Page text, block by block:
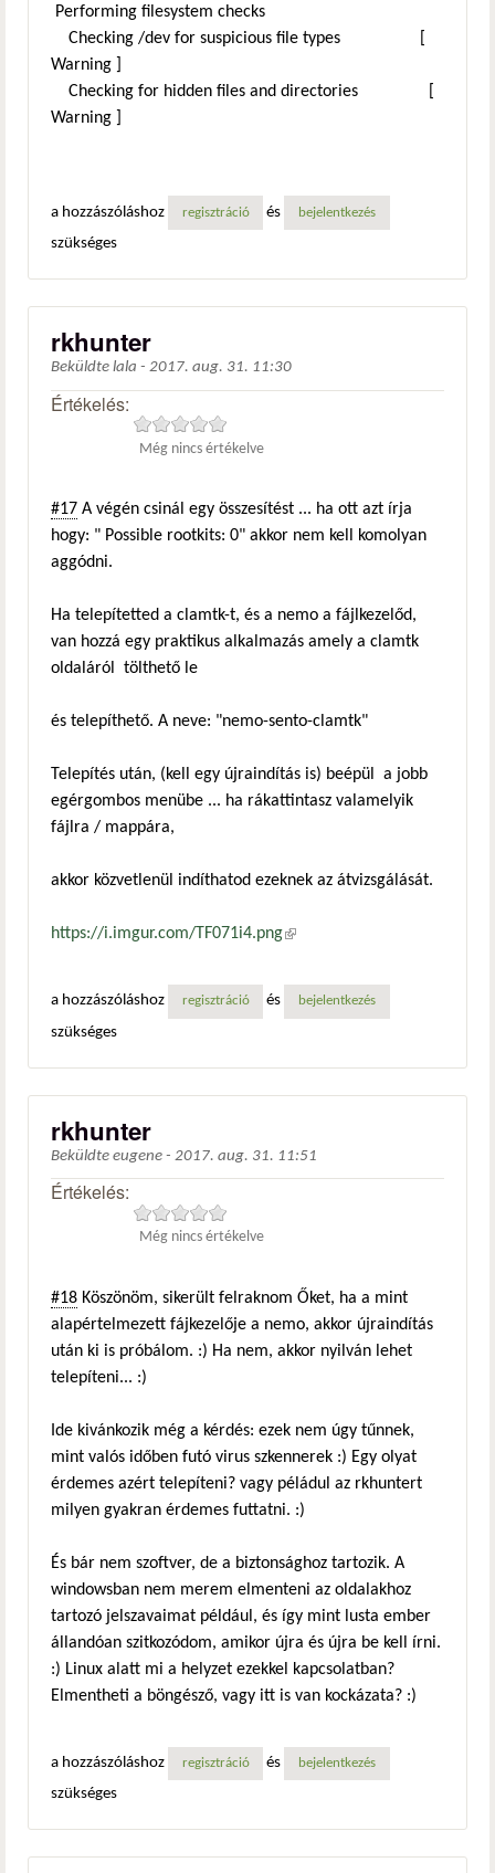
Performing filesystem checks
Checking /dev for suspicious file types [
Warning ]
Checking for hidden files and directories [
Warning ]
a hozzászóláshoz regisztráció és bejelentkezés
szükséges
rkhunter
Beküldte lala - 2017. aug. 31. 11:30
Értékelés:
Még nincs értékelve
#17 A végén csinál egy összesítést ... ha ott azt írja
hogy: " Possible rootkits: 0" akkor nem kell komolyan
aggódni.
Ha telepítetted a clamtk-t, és a nemo a fájlkezelőd,
van hozzá egy praktikus alkalmazás amely a clamtk
oldaláról tölthető le
és telepíthető. A neve: "nemo-sento-clamtk"
Telepítés után, (kell egy újraindítás is) beépül a jobb
egérgombos menübe ... ha rákattintasz valamelyik
fájlra / mappára,
akkor közvetlenül indíthatod ezeknek az átvizsgálását.
https://i.imgur.com/TF071i4.png(külső hivatkozás)
a hozzászóláshoz regisztráció és bejelentkezés
szükséges
rkhunter
Beküldte eugene - 2017. aug. 31. 11:51
Értékelés:
Még nincs értékelve
#18 Köszönöm, sikerült felraknom Őket, ha a mint
alapértelmezett fájkezelője a nemo, akkor újraindítás
után ki is próbálom. :) Ha nem, akkor nyilván lehet
telepíteni... :)
Ide kivánkozik még a kérdés: ezek nem úgy tűnnek,
mint valós időben futó virus szkennerek :) Egy olyat
érdemes azért telepíteni? vagy péládul az rkhuntert
milyen gyakran érdemes futtatni. :)
És bár nem szoftver, de a biztonsághoz tartozik. A
windowsban nem merem elmenteni az oldalakhoz
tartozó jelszavaimat például, és így mint lusta ember
állandóan szitkozódom, amikor újra és újra be kell írni.
:) Linux alatt mi a helyzet ezekkel kapcsolatban?
Elmentheti a böngésző, vagy itt is van kockázata? :)
a hozzászóláshoz regisztráció és bejelentkezés
szükséges